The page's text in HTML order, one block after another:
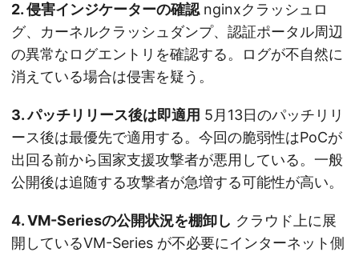
2. 侵害インジケーターの確認nginxクラッシュロ
グ、カーネルクラッシュダンプ、認証ポータル周辺
の異常なログエントリを確認する。ログが不自然に
消えている場合は侵害を疑う。
3. パッチリリース後は即適用 5月13日のパッチリリ
ース後は最優先で適用する。今回の脆弱性はPoCが
出回る前から国家支援攻撃者が悪用している。一般
公開後は追随する攻撃者が急増する可能性が高い。
4. VM-Seriesの公開状況を棚卸し クラウド上に展
開しているVM-Series が不必要にインターネット側